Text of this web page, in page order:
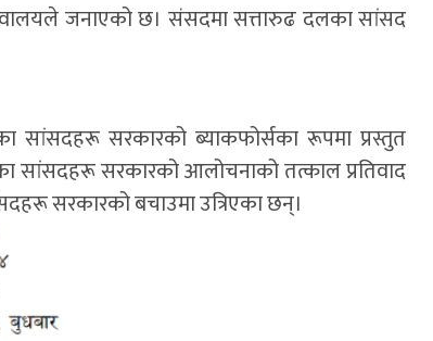
जनाएको छ। संसदमा सत्तारुढ दलका सांसद
सांसदहरू सरकारको ब्याकफोर्सका रूपमा प्रस्तुत
सांसदहरू सरकारको आलोचनाको तत्काल प्रतिवाद
सरकारको बचाउमा उत्रिएका छन्।